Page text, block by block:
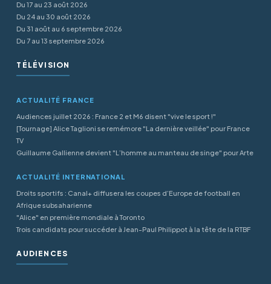
Du 17 au 23 août 2026
Du 24 au 30 août 2026
Du 31 août au 6 septembre 2026
Du 7 au 13 septembre 2026
TÉLÉVISION
ACTUALITÉ FRANCE
Audiences juillet 2026 : France 2 et M6 disent "vive le sport !"
[Tournage] Alice Taglioni se remémore "La dernière veillée" pour France
TV
Guillaume Gallienne devient "L’homme au manteau de singe" pour Arte
ACTUALITÉ INTERNATIONAL
Droits sportifs : Canal+ diffusera les coupes d’Europe de football en
Afrique subsaharienne
"Alice" en première mondiale à Toronto
Trois candidats pour succéder à Jean-Paul Philippot à la tête de la RTBF
AUDIENCES